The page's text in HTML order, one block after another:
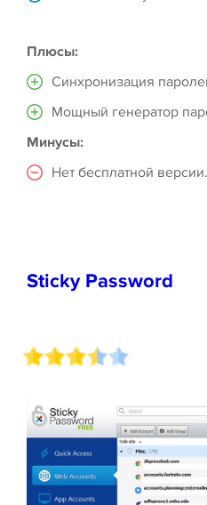
Плюсы:
Синхронизация
Мощный генератор
Минусы:
Нет бесплатной версии.
Sticky Password